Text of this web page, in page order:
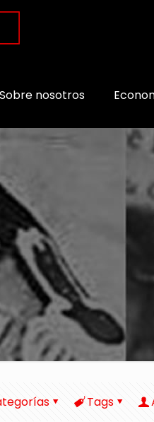
Sobre nosotros
Tags